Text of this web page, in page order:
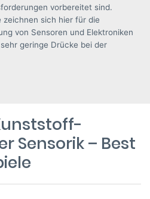
vorbereitet sind.
zeichnen sich hier für die
von Sensoren und Elektroniken
geringe Drücke bei der
Sensorik – Best